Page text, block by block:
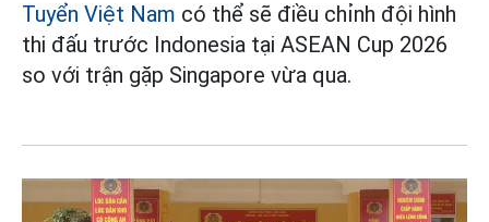
Tuyển Việt Nam có thể sẽ điều chỉnh đội hình
thi đấu trước Indonesia tại ASEAN Cup 2026
so với trận gặp Singapore vừa qua.